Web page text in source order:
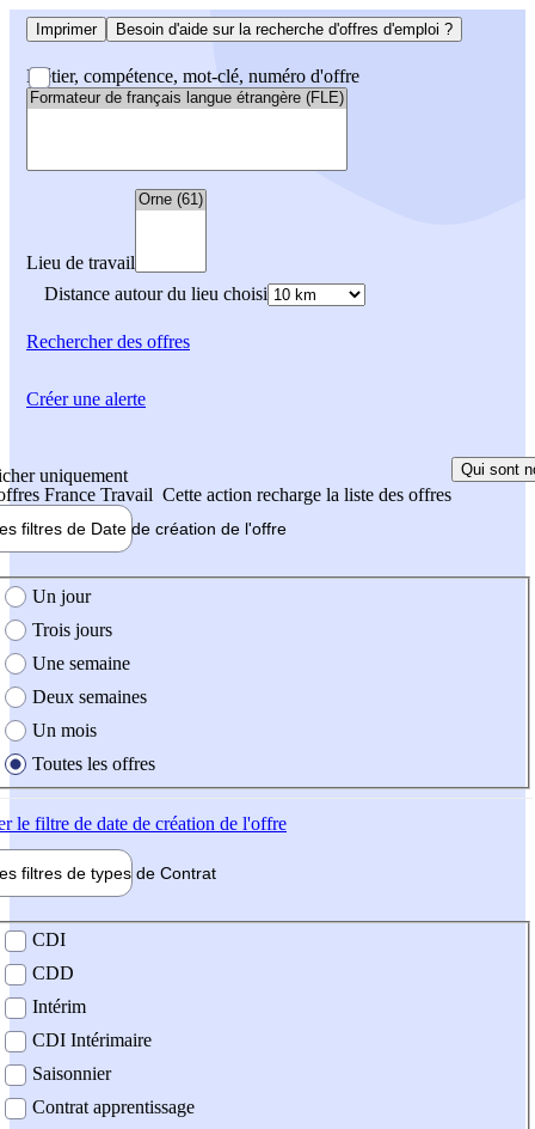
Imprimer Besoin d'aide sur la recherche d'offres d'emploi ?
Métier, compétence, mot-clé, numéro d'offre
Lieu de travail
Distance autour du lieu choisi
Rechercherdes offres
uniquement
France Travail Cette action recharge la liste des offres
Qui sont
filtres de Date de création de l'offre
création de l'offre
Un jour
Trois jours
Une semaine
Deux semaines
Un mois
Toutes les offres
le filtre de date de création de l'offre
filtres de types de Contrat
contrat
CDI
CDD
Intérim
CDI Intérimaire
Saisonnier
Contrat apprentissage
Créer une alerte